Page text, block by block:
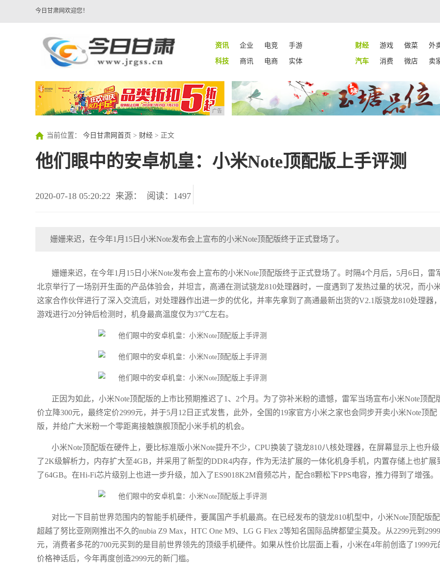
今日甘肃网欢迎您！
资讯 企业 电竞 手游 财经 游戏 做菜 外
科技
商讯 电商 实体 汽车 消费 微店 卖
广告
当前位置： 今日甘肃网首页 > 财经 > 正文
他们眼中的安卓机皇：小米Note顶配版上手评测
2020-07-18 05:20:22 来源： 阅读：1497
姗姗来迟，在今年1月15日小米Note发布会上宣布的小米Note顶配版终于正式登场了。
姗姗来迟，在今年1月15日小米Note发布会上宣布的小米Note顶配版终于正式登场了。时隔4个月后，5月6日，雷
北京举行了一场别开生面的产品体验会，并坦言，高通在测试骁龙810处理器时，一度遇到了发热过量的状况，而小
这家合作伙伴进行了深入交流后，对处理器作出进一步的优化，并率先拿到了高通最新出货的V2.1版骁龙810处理器
游戏进行20分钟后检测时，机身最高温度仅为37℃左右。
正因为如此，小米Note顶配版的上市比预期推迟了1、2个月。为了弥补米粉的遗憾，雷军当场宣布小米Note顶配
价立降300元，最终定价2999元，并于5月12日正式发售，此外，全国的19家官方小米之家也会同步开卖小米Note顶配
版，并给广大米粉一个零距离接触旗舰顶配小米手机的机会。
小米Note顶配版在硬件上，要比标准版小米Note提升不少，CPU换装了骁龙810八核处理器，在屏幕显示上也升级
了2K级解析力，内存扩大至4GB，并采用了新型的DDR4内存，作为无法扩展的一体化机身手机，内置存储上也扩展
了64GB。在Hi-Fi芯片级别上也进一步升级，加入了ES9018K2M音频芯片，配合8颗松下PPS电容，推力得到了增强。
对比一下目前世界范围内的智能手机硬件，要属国产手机最高。在已经发布的骁龙810机型中，小米Note顶配版
超越了努比亚刚刚推出不久的nubia Z9 Max，HTC One M9、LG G Flex 2等知名国际品牌都望尘莫及。从2299元到2999
元，消费者多花的700元买到的是目前世界领先的顶级手机硬件。如果从性价比层面上看，小米在4年前创造了1999元
价格神话后，今年再度创造2999元的新门槛。